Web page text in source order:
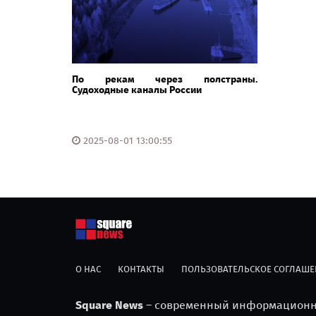
По рекам через полстраны.
Судоходные каналы России
2025-08-01 13:00:55
О НАС КОНТАКТЫ ПОЛЬЗОВАТЕЛЬСКОЕ
Square News – современный